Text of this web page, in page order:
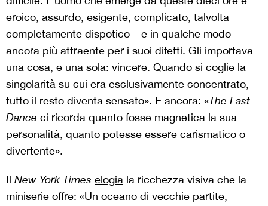
eroico, assurdo, esigente, complicato, talvolta
completamente dispotico – e in qualche modo
ancora più attraente per i suoi difetti. Gli importava
una cosa, e una sola: vincere. Quando si coglie la
singolarità su cui era esclusivamente concentrato,
tutto il resto diventa sensato». E ancora: «The Last
Dance ci ricorda quanto fosse magnetica la sua
personalità, quanto potesse essere carismatico o
divertente».
Il New York Times elogia la ricchezza visiva che la
miniserie offre: «Un oceano di vecchie partite,